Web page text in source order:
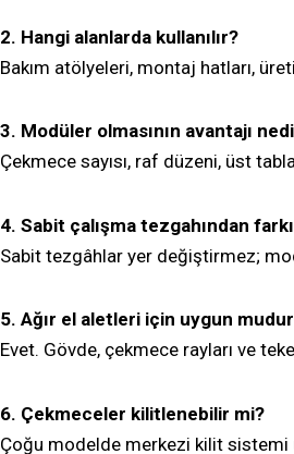
2. Hangi alanlarda kullanılır?
Bakım atölyeleri, montaj hatları,
3. Modüler olmasının avantajı
Çekmece sayısı, raf düzeni, üst
4. Sabit çalışma tezgahından
Sabit tezgâhlar yer değiştirmez;
5. Ağır el aletleri için uygun
Evet. Gövde, çekmece rayları ve
6. Çekmeceler kilitlenebilir mi?
Çoğu modelde merkezi kilit sistemi